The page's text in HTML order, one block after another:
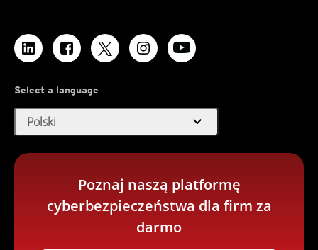
Select a language
Polski expand_more
Poznaj naszą platformę
cyberbezpieczeństwa dla firm za
darmo